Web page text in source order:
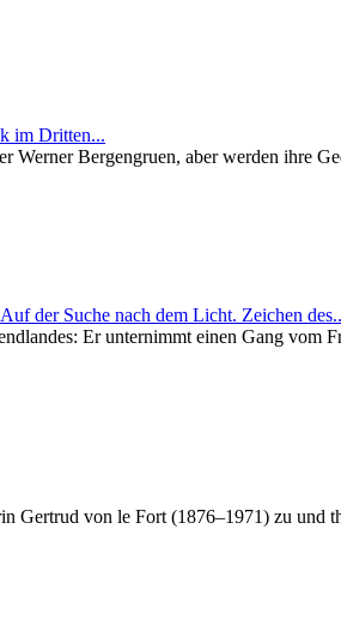
im Dritten...
Bergengruen, aber werden ihre
Auf der Suche nach dem Licht. Zeichen
Er unternimmt einen Gang vom
von le Fort (1876–1971) zu und